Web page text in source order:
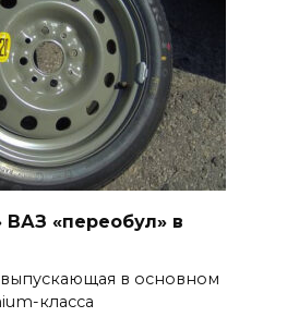
ВАЗ «переобул» в
в основном
класса